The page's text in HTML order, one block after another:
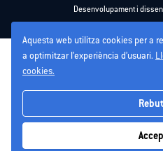
Aquesta web utilitza cookies per a
a optimitzar l’experiència d’usuari.
cookies.
Desenvolupament i